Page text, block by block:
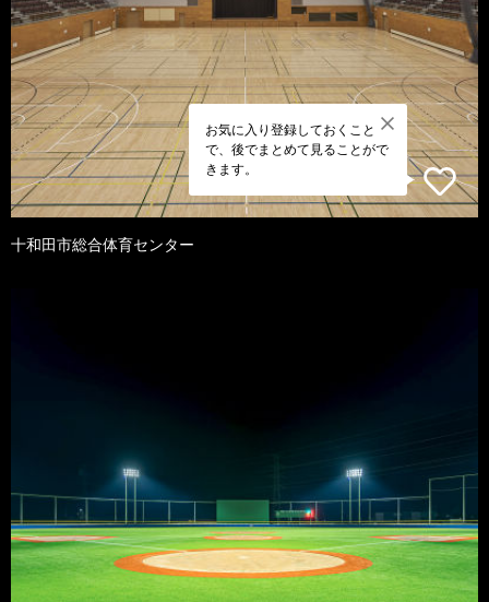
お気に入り登録しておくこと
で、後でまとめて見ることがで
きます。
十和田市総合体育センター